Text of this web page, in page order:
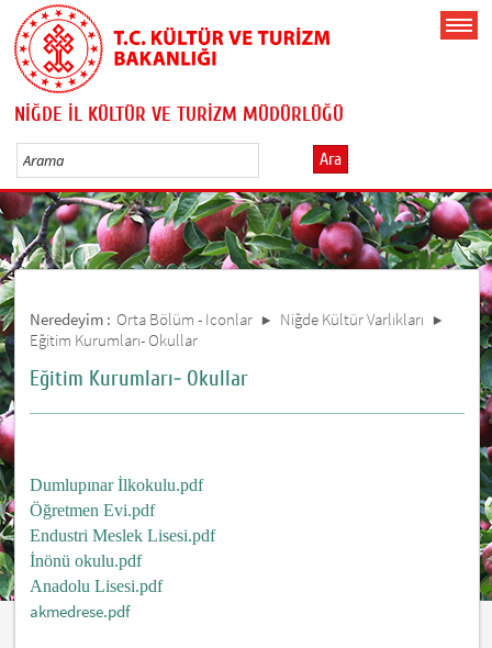
NİĞDE İL KÜLTÜR VE TURİZM MÜDÜRLÜĞÜ
Ara
Neredeyim : Orta Bölüm - Iconlar
Niğde Kültür Varlıkları
Eğitim Kurumları- Okullar
Eğitim Kurumları- Okullar
Dumlupınar İlkokulu.pdf
Öğretmen Evi.pdf
Endustri Meslek Lisesi.pdf
İnönü okulu.pdf
Anadolu Lisesi.pdf
akmedrese.pdf